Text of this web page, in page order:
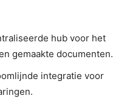
hub voor het
gemaakte documenten.
integratie voor